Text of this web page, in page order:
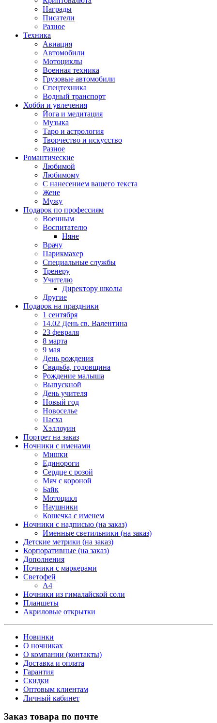
Награды
Писатели
Разное
Техника
Авиация
Автомобили
Мотоциклы
Военная техника
Грузовые автомобили
Спецтехника
Водный транспорт
Хобби и увлечения
Йога и медитация
Музыка
Таро и астрология
Творчество и искусство
Разное
Романтические
Любимой
Любимому
С нанесением вашего текста
Жене
Мужу
Подарок по профессиям
Военным
Воспитателю
Няне
Врачу
Парикмахер
Специальные службы
Тренеру
Учителю
Директору школы
Другие
Подарок на праздники
1 сентября
14.02 День св. Валентина
23 февраля
8 марта
9 мая
День рождения
Свадьба, годовщина
Рождение малыша
Выпускной
День учителя
Новый год
Новоселье
Пасха
Хэллоуин
Портрет на заказ
Ночники с именами
Мишки
Единороги
Сердце с розой
Мяч с короной
Байк
Мотоцикл
Наушники
Кошечка с именем
Ночники с надписью (на заказ)
Именные светильники (на заказ)
Детские метрики (на заказ)
Корпоративные (на заказ)
Дополнения
Ночники с маркерами
Светофей
А4
Ночники из гималайской соли
Планшеты
Акриловые открытки
Новинки
О ночниках
О компании (контакты)
Доставка и оплата
Гарантия
Скидки
Оптовым клиентам
Личный кабинет
Заказ товара по почте